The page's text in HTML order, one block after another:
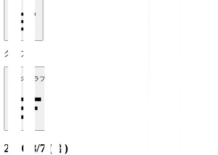
クラブ
全てのクラブ
2026/8/7 (金)